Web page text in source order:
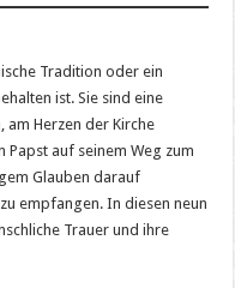
Tradition oder ein
ist. Sie sind eine
am Herzen der Kirche
auf seinem Weg zum
Glauben darauf
empfangen. In diesen neun
Trauer und ihre